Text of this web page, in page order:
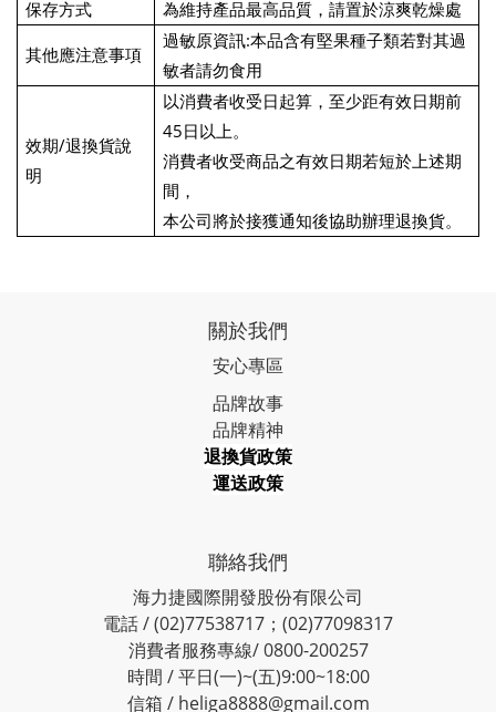
保存方式 為維持產品最高品質，請置於涼爽乾燥處
其他應注意事項
過敏原資訊:本品含有堅果種子類若對其過
敏者請勿食用
效期/退換貨說
明
以消費者收受日起算，至少距有效日期前
45 日以上。
消費者收受商品之有效日期若短於上述期
間，
本公司將於接獲通知後協助辦理退換貨。
關於我們
安心專區
品牌故事
品牌精神
退換貨政策
運送政策
聯絡我們
海力捷國際開發股份有限公司
電話 / (02)77538717；(02)77098317
消費者服務專線/ 0800-200257
時間 / 平日(一)~(五)9:00~18:00
信箱 / heliga8888@gmail.com